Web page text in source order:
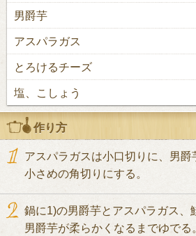
男爵芋
アスパラガス
とろけるチーズ
塩、こしょう
作り方
アスパラガスは小口切りに、男爵
小さめの角切りにする。
鍋に1)の男爵芋とアスパラガス、
男爵芋が柔らかくなるまでゆでる。